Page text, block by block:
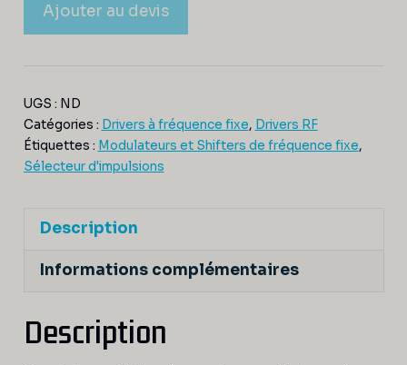
Ajouter au devis
UGS : ND
Catégories : Drivers à fréquence fixe, Drivers RF
Étiquettes : Modulateurs et Shifters de fréquence fixe,
Sélecteur d'impulsions
Description
Informations complémentaires
Description